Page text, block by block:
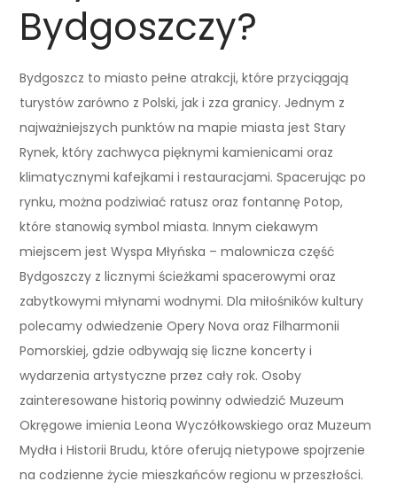
Bydgoszczy?
Bydgoszcz to miasto pełne atrakcji, które przyciągają
turystów zarówno z Polski, jak i zza granicy. Jednym z
najważniejszych punktów na mapie miasta jest Stary
Rynek, który zachwyca pięknymi kamienicami oraz
klimatycznymi kafejkami i restauracjami. Spacerując po
rynku, można podziwiać ratusz oraz fontannę Potop,
które stanowią symbol miasta. Innym ciekawym
miejscem jest Wyspa Młyńska – malownicza część
Bydgoszczy z licznymi ścieżkami spacerowymi oraz
zabytkowymi młynami wodnymi. Dla miłośników kultury
polecamy odwiedzenie Opery Nova oraz Filharmonii
Pomorskiej, gdzie odbywają się liczne koncerty i
wydarzenia artystyczne przez cały rok. Osoby
zainteresowane historią powinny odwiedzić Muzeum
Okręgowe imienia Leona Wyczółkowskiego oraz Muzeum
Mydła i Historii Brudu, które oferują nietypowe spojrzenie
na codzienne życie mieszkańców regionu w przeszłości.